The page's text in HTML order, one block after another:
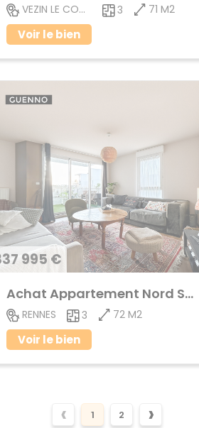
VEZIN LE COQUET 3 71 M2
Voir le bien
995 €
Achat Appartement Nord Saint-Martin
RENNES 3 72 M2
Voir le bien
‹ 1 2 ›